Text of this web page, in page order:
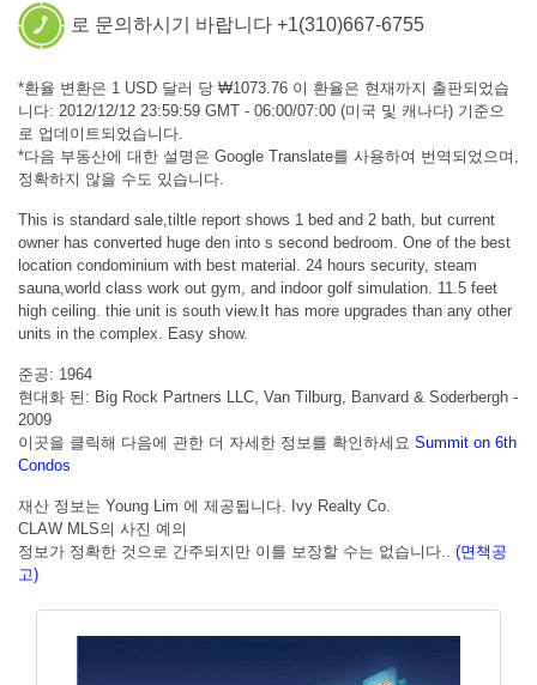
로 문의하시기 바랍니다 +1(310)667-6755
*환율 변환은 1 USD 달러 당 ₩1073.76 이 환율은 현재까지 출판되었습
니다: 2012/12/12 23:59:59 GMT - 06:00/07:00 (미국 및 캐나다) 기준으
로 업데이트되었습니다.
*다음 부동산에 대한 설명은 Google Translate를 사용하여 번역되었으며,
정확하지 않을 수도 있습니다.
This is standard sale,tiltle report shows 1 bed and 2 bath, but current
owner has converted huge den into s second bedroom. One of the best
location condominium with best material. 24 hours security, steam
sauna,world class work out gym, and indoor golf simulation. 11.5 feet
high ceiling. thie unit is south view.It has more upgrades than any other
units in the complex. Easy show.
준공: 1964
현대화 된: Big Rock Partners LLC, Van Tilburg, Banvard & Soderbergh -
2009
이곳을 클릭해 다음에 관한 더 자세한 정보를 확인하세요 Summit on 6th
Condos
재산 정보는 Young Lim 에 제공됩니다. Ivy Realty Co.
CLAW MLS의 사진 예의
정보가 정확한 것으로 간주되지만 이를 보장할 수는 없습니다.. (면책공
고)